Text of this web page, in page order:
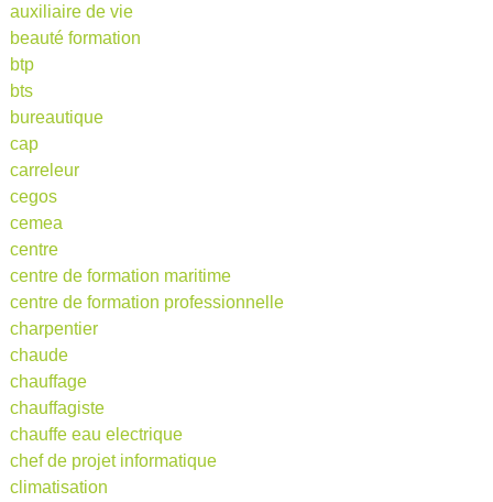
auxiliaire de vie
beauté formation
btp
bts
bureautique
cap
carreleur
cegos
cemea
centre
centre de formation maritime
centre de formation professionnelle
charpentier
chaude
chauffage
chauffagiste
chauffe eau electrique
chef de projet informatique
climatisation